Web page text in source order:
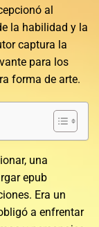
al
la habilidad y la
captura la
para los
forma de arte.
una
epub
Era un
a enfrentar